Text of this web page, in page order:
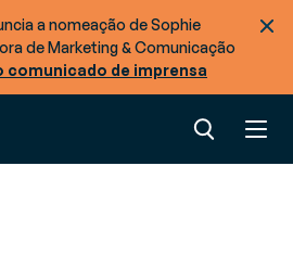
a nomeação de Sophie
de Marketing & Comunicação
comunicado de imprensa